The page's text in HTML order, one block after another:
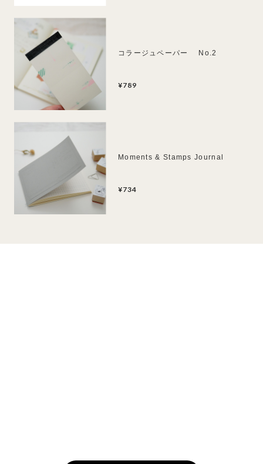
コラージュペーパー No.2
¥789
Moments & Stamps Journal
¥734